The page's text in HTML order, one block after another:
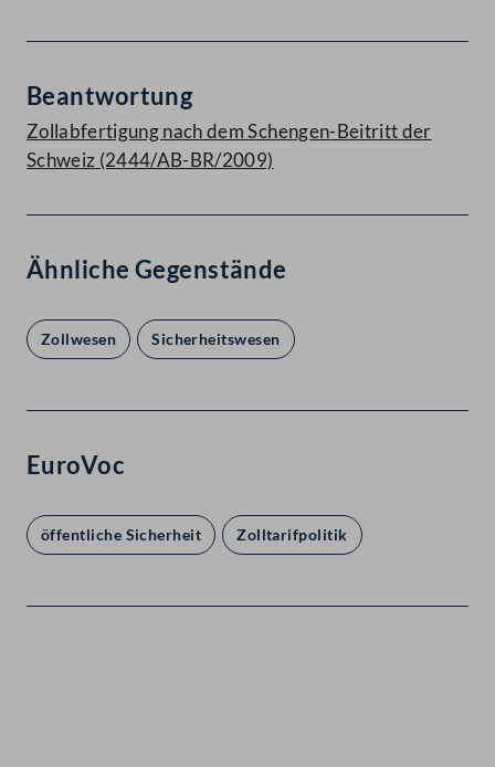
Beantwortung
Zollabfertigung nach dem Schengen-Beitritt der
Schweiz (2444/AB-BR/2009)
Ähnliche Gegenstände
Zollwesen Sicherheitswesen
EuroVoc
öffentliche Sicherheit Zolltarifpolitik